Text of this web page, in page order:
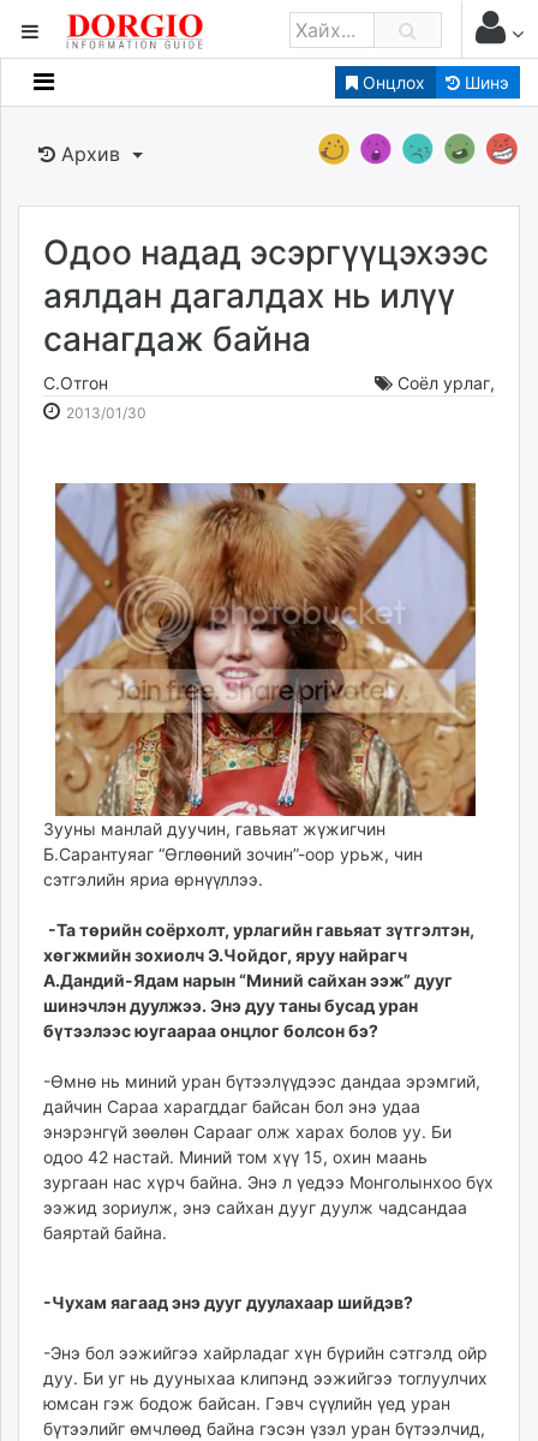
Онцлох Шинэ
Мэдээллийн
Банк санхүү
Бизнес ААН
Төрийн
Нийслэлийн
dorgio.mn
Gogo.mn
caak.mn
Baabar.mn
tovch.mn
ikon.mn
mnb.mn
Livetv.mn
Eguur.mn
24tsag.mn
shuud.mn
eagle.mn
ergelt.mn
zarig.mn
today.mn
zuv.mn
mminfo.mn
urlag.mn
unen.mn
asu.mn
shudarga.mn
unuudur.mn
isee.mn
mglradio.com
fact.mn
itoim.mn
tumen.mn
times.mn
mass.mn
unegui.mn
assa.mn
Архив
Одоо надад эсэргүүцэхээс
аялдан дагалдах нь илүү
санагдаж байна
С.Отгон Соёл урлаг,
2013/01/30
23:46:46
03:39:20
Зууны манлай дуучин, гавьяат жүжигчин
Б.Сарантуяаг “Өглөөний зочин”-оор урьж, чин
сэтгэлийн яриа өрнүүллээ.
-Та төрийн соёрхолт, урлагийн гавьяат зүтгэлтэн,
хөгжмийн зохиолч Э.Чойдог, яруу найрагч
А.Дандий-Ядам нарын “Миний сай­хан ээж” дууг
шинэчлэн дуулжээ. Энэ дуу таны бусад уран
бүтээлээс юугаараа онцлог болсон бэ?
-Өмнө нь миний уран бүтээлүүдээс дандаа эрэм­гий,
дайчин Сараа харагддаг байсан бол энэ удаа
энэрэнгүй зөөлөн Сарааг олж харах болов уу. Би
одоо 42 настай. Миний том хүү 15, охин маань
зургаан нас хүрч байна. Энэ л үедээ Монголынхоо бүх
ээжид зориулж, энэ сайхан дууг дуулж чадсандаа
баяртай байна.
-Чухам яагаад энэ дууг дуулахаар шийдэв?
-Энэ бол ээжийгээ хайрладаг хүн бүрийн сэтгэлд ойр
дуу. Би уг нь дууныхаа клипэнд ээжийгээ тоглуулчих
юмсан гэж бодож байсан. Гэвч сүүлийн үед уран
бүтээлийг өмчлөөд байна гэсэн үзэл уран бүтээлчид,